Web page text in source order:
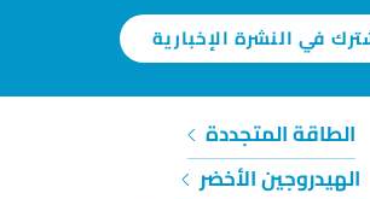
في النشرة الإخبارية
الطاقة المتجددة
الهيدروجين الأخضر